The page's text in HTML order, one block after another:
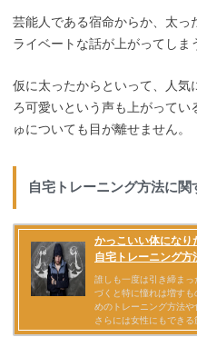
芸能人である宿命からか、太
ライベートな話が上がってしま
仮に太ったからといって、人気
ろ可愛いという声も上がって
ゅについても目が離せません。
自宅トレーニング方法に関